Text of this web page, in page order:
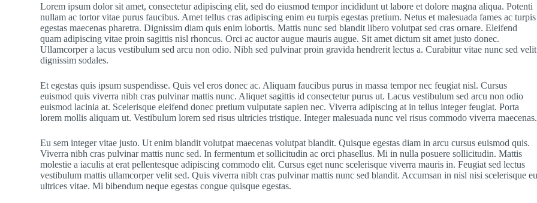
Lorem ipsum dolor sit amet, consectetur adipiscing elit, sed do eiusmod tempor incididunt ut labore et dolore magna aliqua. Potenti
nullam ac tortor vitae purus faucibus. Amet tellus cras adipiscing enim eu turpis egestas pretium. Netus et malesuada fames ac turpis
egestas maecenas pharetra. Dignissim diam quis enim lobortis. Mattis nunc sed blandit libero volutpat sed cras ornare. Eleifend
quam adipiscing vitae proin sagittis nisl rhoncus. Orci ac auctor augue mauris augue. Sit amet dictum sit amet justo donec.
Ullamcorper a lacus vestibulum sed arcu non odio. Nibh sed pulvinar proin gravida hendrerit lectus a. Curabitur vitae nunc sed velit
dignissim sodales.
Et egestas quis ipsum suspendisse. Quis vel eros donec ac. Aliquam faucibus purus in massa tempor nec feugiat nisl. Cursus
euismod quis viverra nibh cras pulvinar mattis nunc. Aliquet sagittis id consectetur purus ut. Lacus vestibulum sed arcu non odio
euismod lacinia at. Scelerisque eleifend donec pretium vulputate sapien nec. Viverra adipiscing at in tellus integer feugiat. Porta
lorem mollis aliquam ut. Vestibulum lorem sed risus ultricies tristique. Integer malesuada nunc vel risus commodo viverra maecenas.
Eu sem integer vitae justo. Ut enim blandit volutpat maecenas volutpat blandit. Quisque egestas diam in arcu cursus euismod quis.
Viverra nibh cras pulvinar mattis nunc sed. In fermentum et sollicitudin ac orci phasellus. Mi in nulla posuere sollicitudin. Mattis
molestie a iaculis at erat pellentesque adipiscing commodo elit. Cursus eget nunc scelerisque viverra mauris in. Feugiat sed lectus
vestibulum mattis ullamcorper velit sed. Quis viverra nibh cras pulvinar mattis nunc sed blandit. Accumsan in nisl nisi scelerisque eu
ultrices vitae. Mi bibendum neque egestas congue quisque egestas.